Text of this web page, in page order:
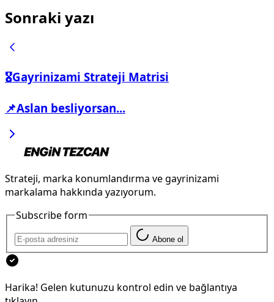
Sonraki yazı
🎖️Gayrinizami Strateji Matrisi
📌Aslan besliyorsan...
Strateji, marka konumlandırma ve gayrinizami
markalama hakkında yazıyorum.
Subscribe form
Abone ol
Harika! Gelen kutunuzu kontrol edin ve bağlantıya